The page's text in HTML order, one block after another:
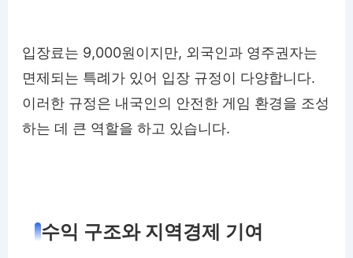
입장료는 9,000원이지만, 외국인과 영주권자는
면제되는 특례가 있어 입장 규정이 다양합니다.
이러한 규정은 내국인의 안전한 게임 환경을 조성
하는 데 큰 역할을 하고 있습니다.
수익 구조와 지역경제 기여